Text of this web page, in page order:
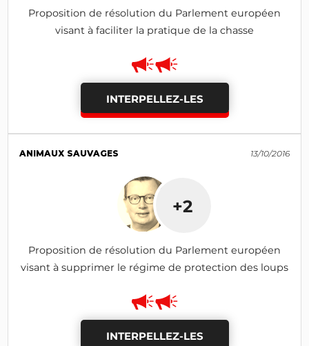
Proposition de résolution du Parlement européen
visant à faciliter la pratique de la chasse
INTERPELLEZ-LES
ANIMAUX SAUVAGES 13/10/2016
+2
Proposition de résolution du Parlement européen
visant à supprimer le régime de protection des loups
INTERPELLEZ-LES